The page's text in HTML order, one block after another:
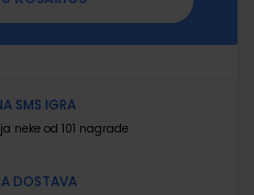
SMS IGRA
neke od 101 nagrade
DOSTAVA